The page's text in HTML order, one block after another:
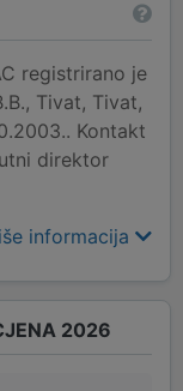
registrirano je
Tivat, Tivat,
Kontakt
direktor
informacija
2026